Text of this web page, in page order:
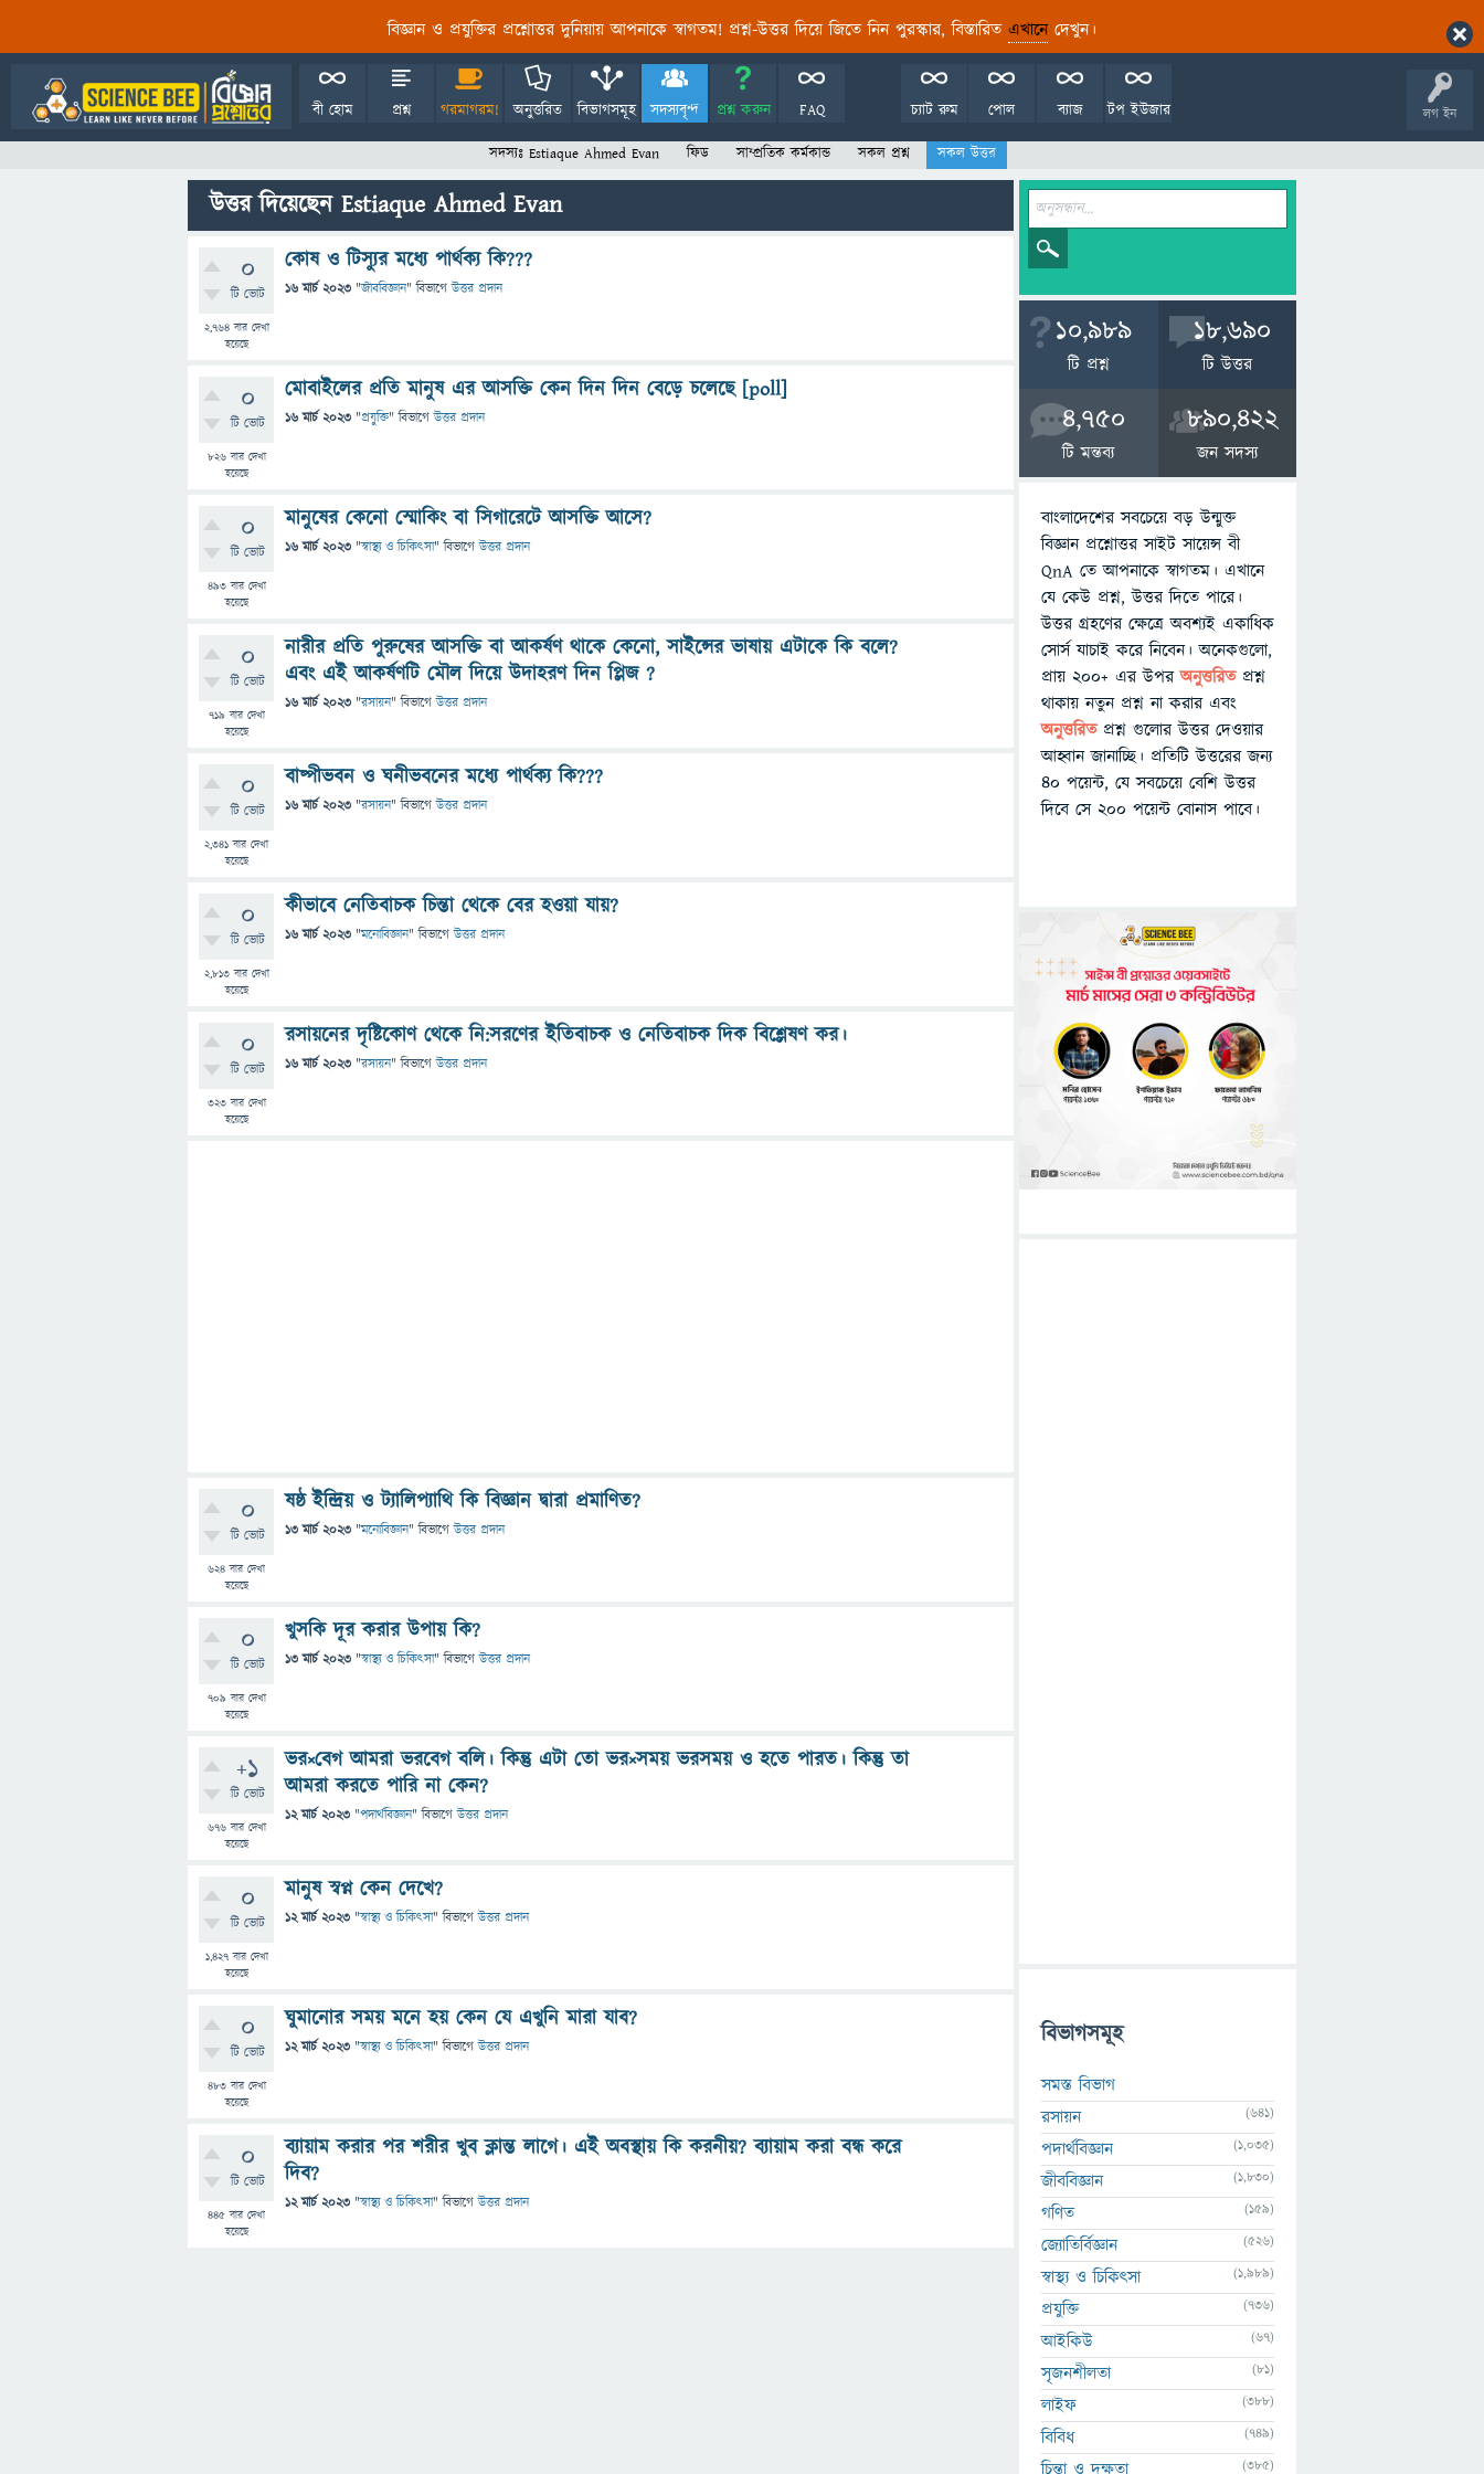
বিজ্ঞান ও প্রযুক্তির প্রশ্নোত্তর দুনিয়ায় আপনাকে স্বাগতম! প্রশ্ন-উত্তর দিয়ে জিতে নিন পুরস্কার, বিস্তারিত এখানেদেখুন।
লগ ইন
বী হোম প্রশ্ন গরমাগরম! অনুত্তরিত বিভাগসমূহ সদস্যবৃন্দ প্রশ্ন করুন FAQ টপ ইউজার
ব্যাজ
পোল
চ্যাট রুম
সদস্যঃ Estiaque Ahmed Evan ফিড সাম্প্রতিক কর্মকান্ড সকল প্রশ্ন সকল উত্তর
উত্তর দিয়েছেন Estiaque Ahmed Evan
0
টি ভোট
2,764বার দেখা
হয়েছে
কোষ ও টিস্যুর মধ্যে পার্থক্য কি???
16 মার্চ 2023 "জীববিজ্ঞান" বিভাগে উত্তর প্রদান
0
টি ভোট
826বার দেখা
হয়েছে
মোবাইলের প্রতি মানুষ এর আসক্তি কেন দিন দিন বেড়ে চলেছে [poll]
16 মার্চ 2023 "প্রযুক্তি" বিভাগে উত্তর প্রদান
0
টি ভোট
493বার দেখা
হয়েছে
মানুষের কেনো স্মোকিং বা সিগারেটে আসক্তি আসে?
16 মার্চ 2023 "স্বাস্থ্য ও চিকিৎসা" বিভাগে উত্তর প্রদান
0
টি ভোট
719 বার দেখা
হয়েছে
নারীর প্রতি পুরুষের আসক্তি বা আকর্ষণ থাকে কেনো, সাইন্সের ভাষায় এটাকে কি বলে?
এবং এই আকর্ষণটি মৌল দিয়ে উদাহরণ দিন প্লিজ ?
16 মার্চ 2023 "রসায়ন" বিভাগে উত্তর প্রদান
0
টি ভোট
2,341 বার দেখা
হয়েছে
বাষ্পীভবন ও ঘনীভবনের মধ্যে পার্থক্য কি???
16 মার্চ 2023 "রসায়ন" বিভাগে উত্তর প্রদান
0
টি ভোট
2,813বার দেখা
হয়েছে
কীভাবে নেতিবাচক চিন্তা থেকে বের হওয়া যায়?
16 মার্চ 2023 "মনোবিজ্ঞান" বিভাগে উত্তর প্রদান
0
টি ভোট
323বার দেখা
হয়েছে
রসায়নের দৃষ্টিকোণ থেকে নি:সরণের ইতিবাচক ও নেতিবাচক দিক বিশ্লেষণ কর।
16 মার্চ 2023 "রসায়ন" বিভাগে উত্তর প্রদান
0
টি ভোট
624 বার দেখা
হয়েছে
ষষ্ঠ ইন্দ্রিয় ও ট্যালিপ্যাথি কি বিজ্ঞান দ্বারা প্রমাণিত?
13 মার্চ 2023 "মনোবিজ্ঞান" বিভাগে উত্তর প্রদান
0
টি ভোট
709 বার দেখা
হয়েছে
খুসকি দূর করার উপায় কি?
13 মার্চ 2023 "স্বাস্থ্য ও চিকিৎসা" বিভাগে উত্তর প্রদান
+1
টি ভোট
676বার দেখা
হয়েছে
ভর×বেগ আমরা ভরবেগ বলি। কিন্তু এটা তো ভর×সময় ভরসময় ও হতে পারত। কিন্তু তা
আমরা করতে পারি না কেন?
12 মার্চ 2023 "পদার্থবিজ্ঞান" বিভাগে উত্তর প্রদান
0
টি ভোট
1,427বার দেখা
হয়েছে
মানুষ স্বপ্ন কেন দেখে?
12 মার্চ 2023 "স্বাস্থ্য ও চিকিৎসা" বিভাগে উত্তর প্রদান
0
টি ভোট
483বার দেখা
হয়েছে
ঘুমানোর সময় মনে হয় কেন যে এখুনি মারা যাব?
12 মার্চ 2023 "স্বাস্থ্য ও চিকিৎসা" বিভাগে উত্তর প্রদান
0
টি ভোট
445 বার দেখা
হয়েছে
ব্যায়াম করার পর শরীর খুব ক্লান্ত লাগে। এই অবস্থায় কি করনীয়? ব্যায়াম করা বন্ধ করে
দিব?
12 মার্চ 2023 "স্বাস্থ্য ও চিকিৎসা" বিভাগে উত্তর প্রদান
10,989
টি প্রশ্ন
18,690
টি উত্তর
4,750
টি মন্তব্য
890,422
জন সদস্য
বাংলাদেশের সবচেয়ে বড় উন্মুক্ত
বিজ্ঞান প্রশ্নোত্তর সাইট সায়েন্স বী
QnA তে আপনাকে স্বাগতম। এখানে
যে কেউ প্রশ্ন, উত্তর দিতে পারে।
উত্তর গ্রহণের ক্ষেত্রে অবশ্যই একাধিক
সোর্স যাচাই করে নিবেন। অনেকগুলো,
প্রায় ২০০+ এর উপরঅনুত্তরিতপ্রশ্ন
থাকায় নতুন প্রশ্ন না করার এবং
অনুত্তরিত প্রশ্ন গুলোর উত্তর দেওয়ার
আহ্বান জানাচ্ছি। প্রতিটি উত্তরের জন্য
৪০ পয়েন্ট, যে সবচেয়ে বেশি উত্তর
দিবে সে ২০০ পয়েন্ট বোনাস পাবে।
বিভাগসমূহ
সমস্ত বিভাগ
রসায়ন
(641)
পদার্থবিজ্ঞান (1,035)
জীববিজ্ঞান (1,830)
গণিত (159)
জ্যোতির্বিজ্ঞান (526)
স্বাস্থ্য ও চিকিৎসা (1,989)
প্রযুক্তি (736)
আইকিউ (67)
সৃজনশীলতা (81)
লাইফ (388)
বিবিধ (749)
চিন্তা ও দক্ষতা (385)